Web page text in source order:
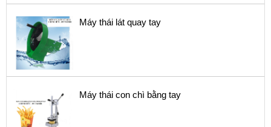
Máy thái lát quay tay
Máy thái con chì bằng tay